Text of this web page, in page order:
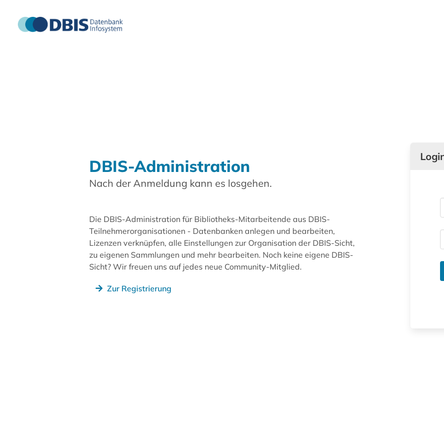
DBIS-Administration
Nach der Anmeldung kann es losgehen.
Die DBIS-Administration für Bibliotheks-Mitarbeitende aus DBIS-
Teilnehmerorganisationen - Datenbanken anlegen und bearbeiten,
Lizenzen verknüpfen, alle Einstellungen zur Organisation der DBIS-Sicht,
zu eigenen Sammlungen und mehr bearbeiten. Noch keine eigene DBIS-
Sicht? Wir freuen uns auf jedes neue Community-Mitglied.
Zur Registrierung